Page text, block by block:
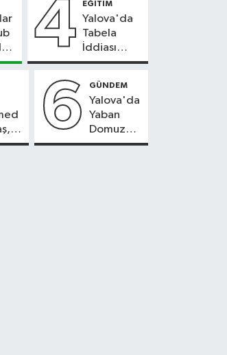
Geçiyor
4 EĞİTİM
Yalova'da
Tabela
İddiası
Gerçeği
6 GÜNDEM
Yalova'da
Yaban
Domuzu
Köylere